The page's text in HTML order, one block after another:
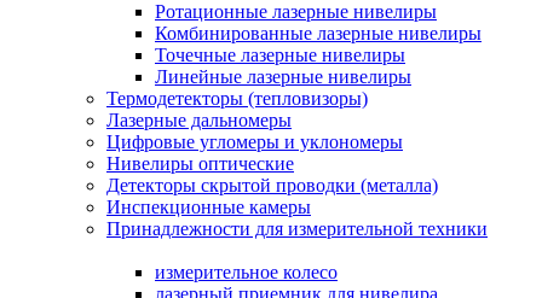
Ротационные лазерные нивелиры
Комбинированные лазерные нивелиры
Точечные лазерные нивелиры
Линейные лазерные нивелиры
Термодетекторы (тепловизоры)
Лазерные дальномеры
Цифровые угломеры и уклономеры
Нивелиры оптические
Детекторы скрытой проводки (металла)
Инспекционные камеры
Принадлежности для измерительной техники
измерительное колесо
лазерный приемник для нивелира